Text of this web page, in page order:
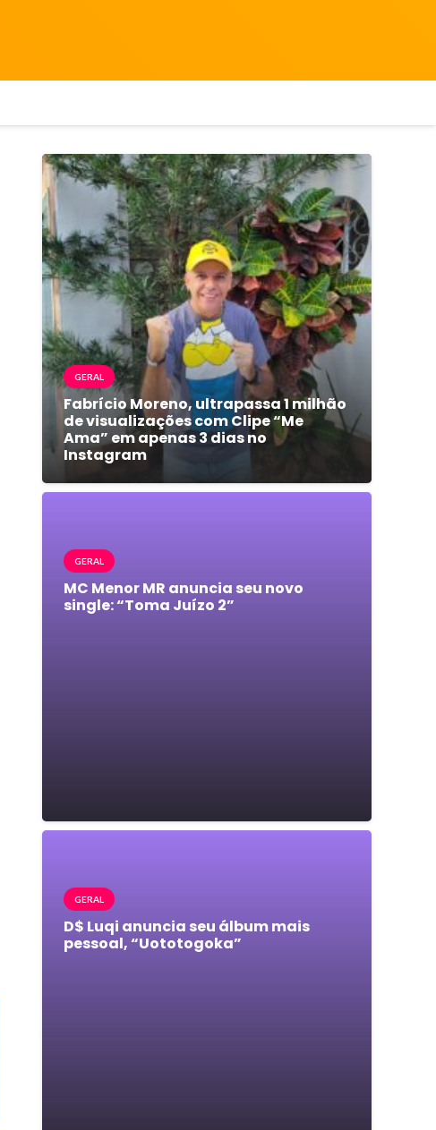
GERAL
Fabrício Moreno, ultrapassa 1 milhão
de visualizações com Clipe “Me
Ama” em apenas 3 dias no
Instagram
GERAL
MC Menor MR anuncia seu novo
single: “Toma Juízo 2”
GERAL
D$ Luqi anuncia seu álbum mais
pessoal, “Uototogoka”